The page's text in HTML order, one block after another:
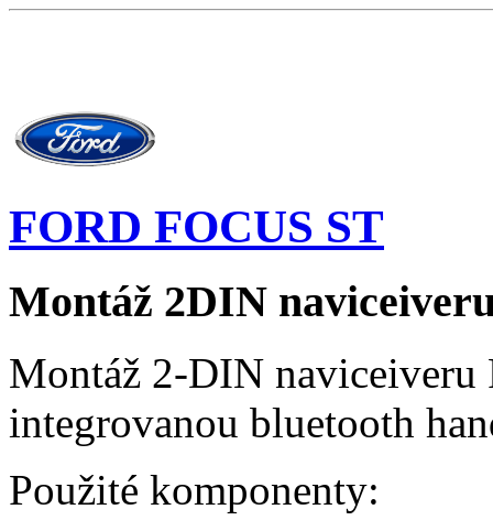
FORD FOCUS ST
Montáž 2DIN
Montáž 2-DIN naviceiveru
integrovanou bluetooth
Použité komponenty: